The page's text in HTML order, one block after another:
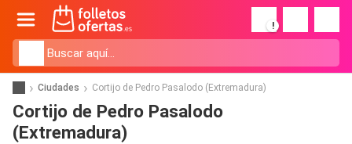
!
Ciudades Cortijo de Pedro Pasalodo (Extremadura)
Cortijo de Pedro Pasalodo
(Extremadura)